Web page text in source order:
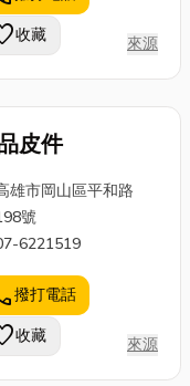
收藏 來源
皮件
雄市岡山區平和路
號
6221519
撥打電話
收藏 來源